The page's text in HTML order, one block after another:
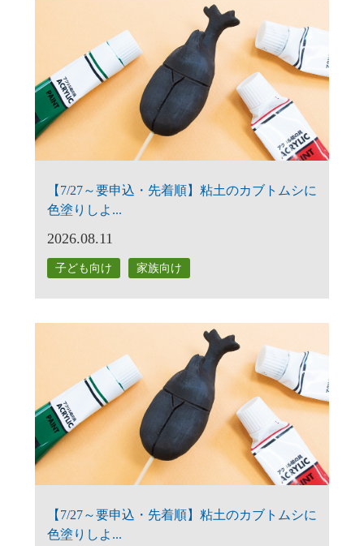
【7/27～要申込・先着順】粘土のカブトムシに
色塗りしよ...
2026.08.11
子ども向け 家族向け
【7/27～要申込・先着順】粘土のカブトムシに
色塗りしよ...